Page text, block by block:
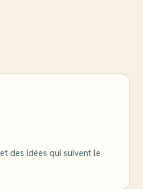
des idées qui suivent le